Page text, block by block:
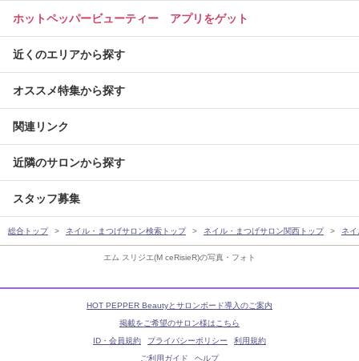
エム スリジエ(M ceRisieR)の写真・フォト
ホットペッパービューティー アプリをゲット
近くのエリアから探す
オススメ特集から探す
関連リンク
近隣のサロンから探す
スタッフ募集
総合トップ ネイル・まつげサロン検索トップ ネイル・まつげサロン関西トップ ネ
HOT PEPPER Beautyとサロンボード導入のご案内
掲載をご希望のサロン様はこちら
ID・会員規約
プライバシーポリシー
利用規約
ご利用ガイド
ヘルプ